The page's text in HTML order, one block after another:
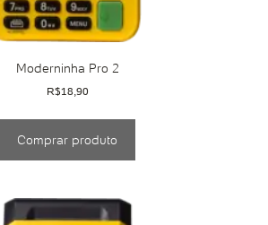
Moderninha Pro 2
R$18,90
Comprar produto